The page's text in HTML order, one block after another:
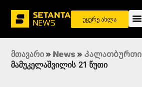
უყურე ახლა
მთავარი » News » Კალათბურთი
მამუკელაშვილის 21 წუთი